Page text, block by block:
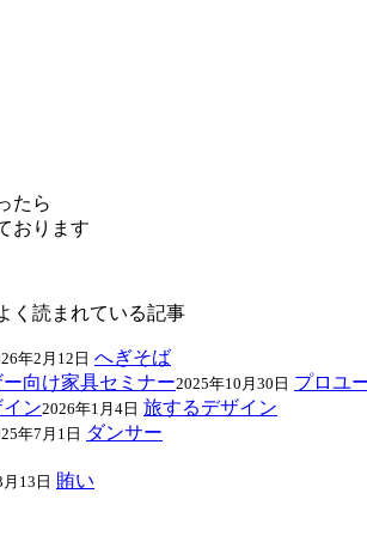
たら
おります
く読まれている記事
年2月12日 へぎそば
2025年10月30日 プロユ
2026年1月4日 旅するデザイン
年7月1日 ダンサー
13日 賄い